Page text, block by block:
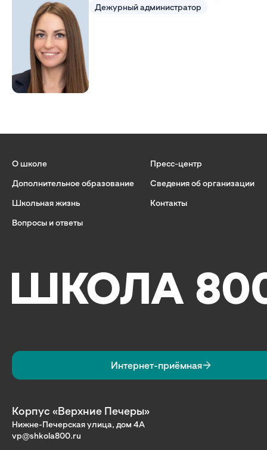
Дежурный администратор
О школе
Дополнительное образование
Школьная жизнь
Вопросы и ответы
Пресс-центр
Сведения об организации
Контакты
Интернет-приёмная
Корпус «Верхние Печеры»
Нижне-Печерская улица, дом 4А
vp@shkola800.ru